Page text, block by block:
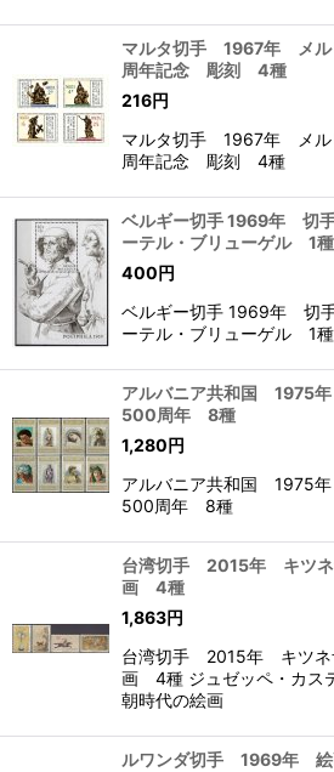
マルタ切手 1967年 メル
周年記念 彫刻 4種
216円
マルタ切手 1967年 メル
周年記念 彫刻 4種
ベルギー切手 1969年 切
ーテル・ブリューゲル 1種
400円
ベルギー切手 1969年 切
ーテル・ブリューゲル 1種
アルバニア共和国 1975
500周年 8種
1,280円
アルバニア共和国 1975
500周年 8種
台湾切手 2015年 キツ
画 4種
1,863円
台湾切手 2015年 キツ
画 4種 ジュゼッペ・カス
朝時代の絵画
ルワンダ切手 1969年